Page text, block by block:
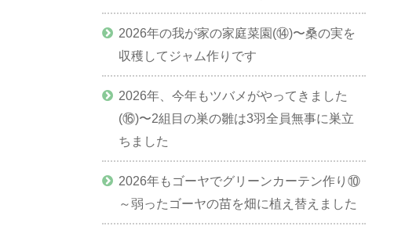
2026年の我が家の家庭菜園(⑭)〜桑の実を
収穫してジャム作りです
2026年、今年もツバメがやってきました
(⑯)〜2組目の巣の雛は3羽全員無事に巣立
ちました
2026年もゴーヤでグリーンカーテン作り⑩
～弱ったゴーヤの苗を畑に植え替えました